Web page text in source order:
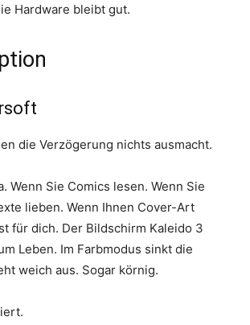
Hardware bleibt gut.
die Verzögerung nichts ausmacht.
Wenn Sie Comics lesen. Wenn Sie
lieben. Wenn Ihnen Cover-Art
für dich. Der Bildschirm Kaleido 3
Leben. Im Farbmodus sinkt die
weich aus. Sogar körnig.